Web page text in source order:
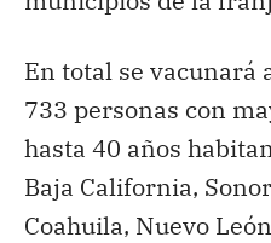
En total se
733 personas con
hasta 40 años
Baja California,
Coahuila, Nuevo